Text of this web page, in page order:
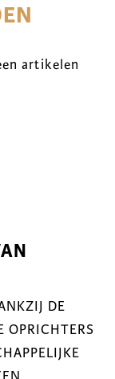
artikelen
DE
OPRICHTERS